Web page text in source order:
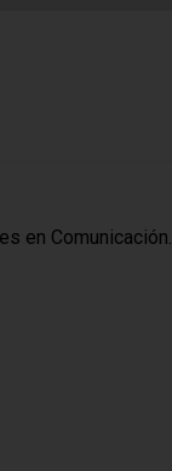
en Comunicación.